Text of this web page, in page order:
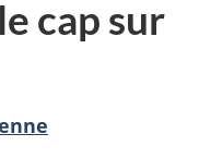
cap sur